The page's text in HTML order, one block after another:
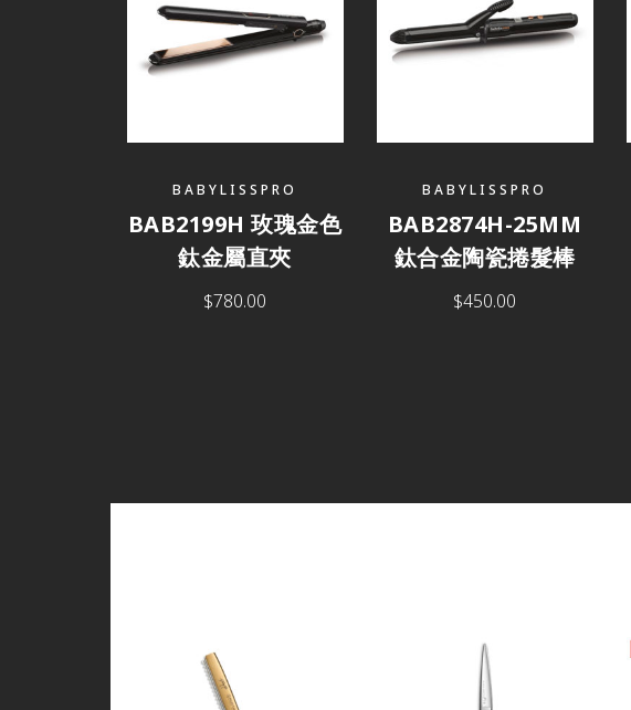
BABYLISSPRO
BAB2199H 玫瑰金色
鈦金屬直夾
$780.00
BABYLISSPRO
BAB2874H-25MM
鈦合金陶瓷捲髮棒
$450.00